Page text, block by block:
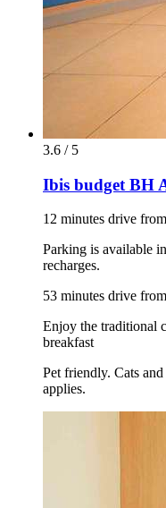
3.6 / 5
Ibis budget BH
12 minutes drive
Parking is available
recharges.
53 minutes drive
Enjoy the traditional
breakfast
Pet friendly. Cats
applies.